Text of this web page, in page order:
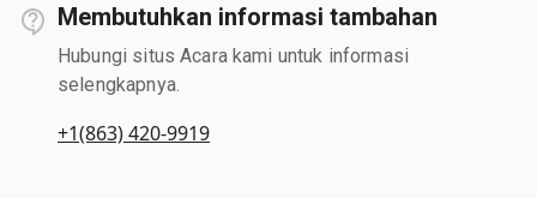
Membutuhkan informasi tambahan
Hubungi situs Acara kami untuk informasi
selengkapnya.
+1(863) 420-9919